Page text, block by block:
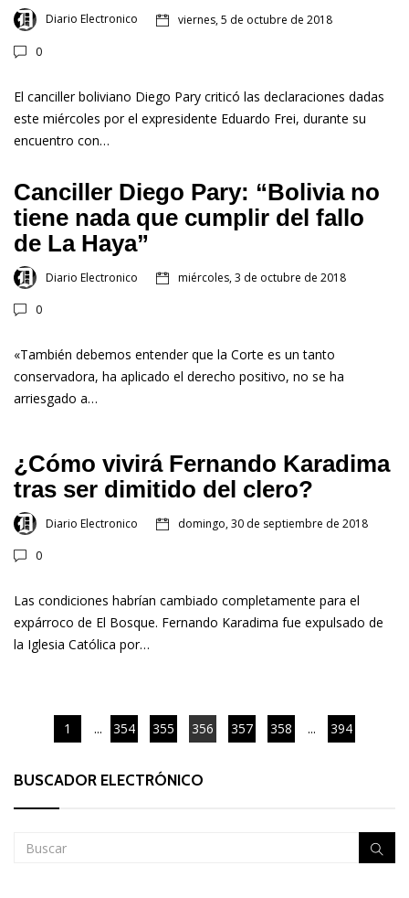
Diario Electronico viernes, 5 de octubre de 2018
0
El canciller boliviano Diego Pary criticó las declaraciones dadas
este miércoles por el expresidente Eduardo Frei, durante su
encuentro con…
Canciller Diego Pary: “Bolivia no
tiene nada que cumplir del fallo
de La Haya”
Diario Electronico miércoles, 3 de octubre de 2018
0
«También debemos entender que la Corte es un tanto
conservadora, ha aplicado el derecho positivo, no se ha
arriesgado a…
¿Cómo vivirá Fernando Karadima
tras ser dimitido del clero?
Diario Electronico domingo, 30 de septiembre de 2018
0
Las condiciones habrían cambiado completamente para el
expárroco de El Bosque. Fernando Karadima fue expulsado de
la Iglesia Católica por…
1 ... 354 355 356 357 358 ... 394
BUSCADOR ELECTRÓNICO